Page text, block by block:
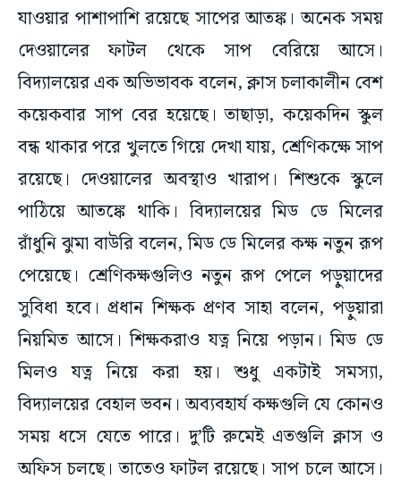
দেওয়ালের ফাটল থেকে সাপ বেরিয়ে আসে।
বিদ্যালয়ের এক অভিভাবক বলেন, ক্লাস চলাকালীন বেশ
কয়েকবার সাপ বের হয়েছে। তাছাড়া, কয়েকদিন স্কুল
বন্ধ থাকার পরে খুলতে গিয়ে দেখা যায়, শ্রেণিকক্ষে সাপ
রয়েছে। দেওয়ালের অবস্থাও খারাপ। শিশুকে স্কুলে
পাঠিয়ে আতঙ্কে থাকি। বিদ্যালয়ের মিড ডে মিলের
রাঁধুনি ঝুমা বাউরি বলেন, মিড ডে মিলের কক্ষ নতুন রূপ
পেয়েছে। শ্রেণিকক্ষগুলিও নতুন রূপ পেলে পড়ুয়াদের
সুবিধা হবে। প্রধান শিক্ষক প্রণব সাহা বলেন, পড়ুয়ারা
নিয়মিত আসে। শিক্ষকরাও যত্ন নিয়ে পড়ান। মিড ডে
মিলও যত্ন নিয়ে করা হয়। শুধু একটাই সমস্যা,
বিদ্যালয়ের বেহাল ভবন। অব্যবহার্য কক্ষগুলি যে কোনও
সময় ধসে যেতে পারে। দু’টি রুমেই এতগুলি ক্লাস ও
অফিস চলছে। তাতেও ফাটল রয়েছে। সাপ চলে আসে।
তবে সবসময় বিদ্যালয় চত্বর পরিষ্কার রাখার চেষ্টা করা